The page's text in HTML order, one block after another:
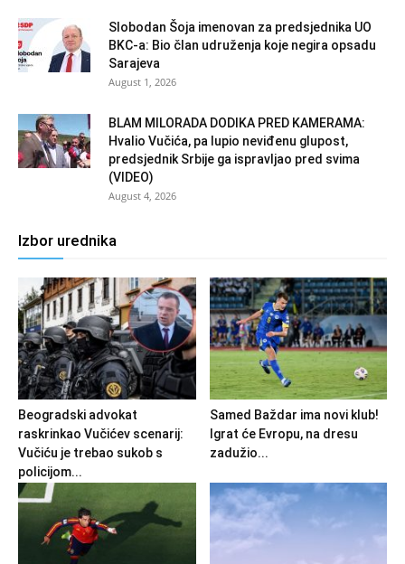
Slobodan Šoja imenovan za predsjednika UO
BKC-a: Bio član udruženja koje negira opsadu
Sarajeva
August 1, 2026
BLAM MILORADA DODIKA PRED KAMERAMA:
Hvalio Vučića, pa lupio neviđenu glupost,
predsjednik Srbije ga ispravljao pred svima
(VIDEO)
August 4, 2026
Izbor urednika
Beogradski advokat
raskrinkao Vučićev scenarij:
Vučiću je trebao sukob s
policijom...
Samed Baždar ima novi klub!
Igrat će Evropu, na dresu
zadužio...